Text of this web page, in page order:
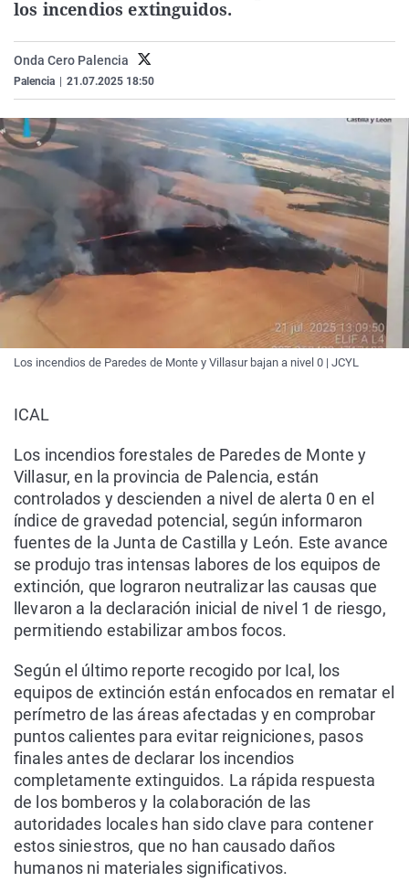
Gente viajera
Retornados
Galicia
País Vasco
Televisión
los incendios extinguidos.
Onda Cero Palencia
Palencia 21.07.2025 18:50
Los incendios de Paredes de Monte y Villasur bajan a nivel 0 | JCYL
ICAL
Los incendios forestales de Paredes de Monte y
Villasur, en la provincia de Palencia, están
controlados y descienden a nivel de alerta 0 en el
índice de gravedad potencial, según informaron
fuentes de la Junta de Castilla y León. Este avance
se produjo tras intensas labores de los equipos de
extinción, que lograron neutralizar las causas que
llevaron a la declaración inicial de nivel 1 de riesgo,
permitiendo estabilizar ambos focos.
Según el último reporte recogido por Ical, los
equipos de extinción están enfocados en rematar el
perímetro de las áreas afectadas y en comprobar
puntos calientes para evitar reigniciones, pasos
finales antes de declarar los incendios
completamente extinguidos. La rápida respuesta
de los bomberos y la colaboración de las
autoridades locales han sido clave para contener
estos siniestros, que no han causado daños
humanos ni materiales significativos.